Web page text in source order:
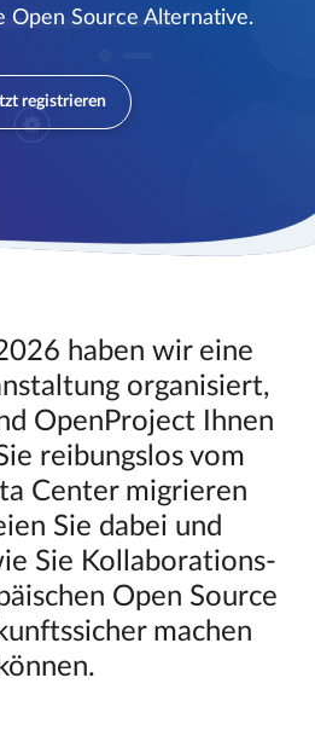
Open Source Alternative.
registrieren
haben wir eine
organisiert,
OpenProject Ihnen
reibungslos vom
Center migrieren
Sie dabei und
Sie Kollaborations-
Open Source
machen
können.